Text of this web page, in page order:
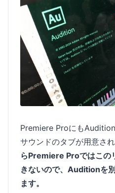
Premiere Proにも
サウンドのタブが用意さ
らPremiere Proではこの
きないので、Auditionを
ます。